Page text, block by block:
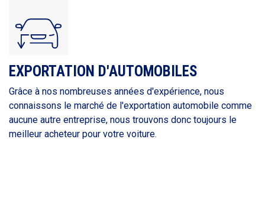
EXPORTATION D'AUTOMOBILES
Grâce à nos nombreuses années d'expérience, nous
connaissons le marché de l'exportation automobile comme
aucune autre entreprise, nous trouvons donc toujours le
meilleur acheteur pour votre voiture.